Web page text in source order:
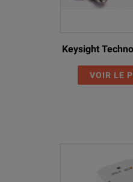
Keysight
VOIR LE